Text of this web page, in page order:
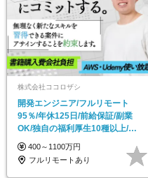
株式会社ココロザシ
開発エンジニア/フルリモート
95％/年休125日/前給保証/副業
OK/独自の福利厚生10種以上/定
着率95％
400～1100万円
フルリモートあり